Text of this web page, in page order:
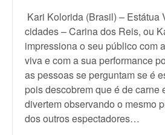
Kari Kolorida (Brasil) – Estátua
cidades – Carina dos Reis, ou
impressiona o seu público com
viva e com a sua performance
as pessoas se perguntam se é
pois descobrem que é de carne
divertem observando o mesmo
dos outros espectadores…